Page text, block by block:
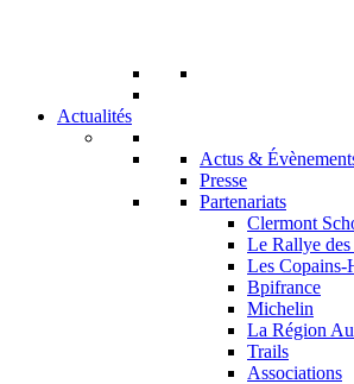
Actualités
Actus &
Presse
Partenariats
Clermont
Le Rallye des
Les Copains-
Bpifrance
Michelin
La Région
Trails
Associations